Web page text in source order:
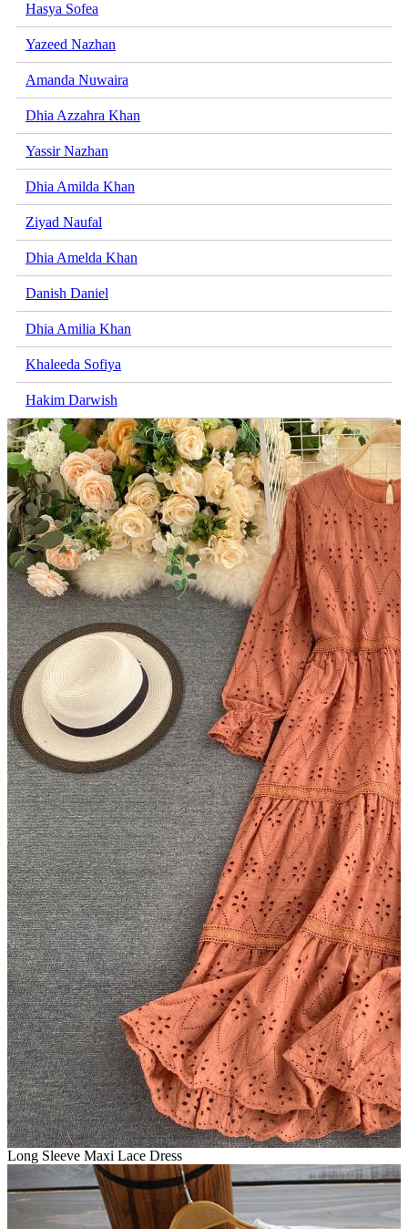
Hasya Sofea
Yazeed Nazhan
Amanda Nuwaira
Dhia Azzahra Khan
Yassir Nazhan
Dhia Amilda Khan
Ziyad Naufal
Dhia Amelda Khan
Danish Daniel
Dhia Amilia Khan
Khaleeda Sofiya
Hakim Darwish
Long Sleeve Maxi Lace Dress